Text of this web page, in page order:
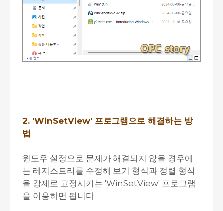
2. 'WinSetView' 프로그램으로 해결하는 방
법
윈도우 설정으로 문제가 해결되지 않을 경우에
는 레지스트리를 수정해 보기 형식과 정렬 형식
을 강제로 고정시키는 'WinSetView' 프로그램
을 이용하면 됩니다.